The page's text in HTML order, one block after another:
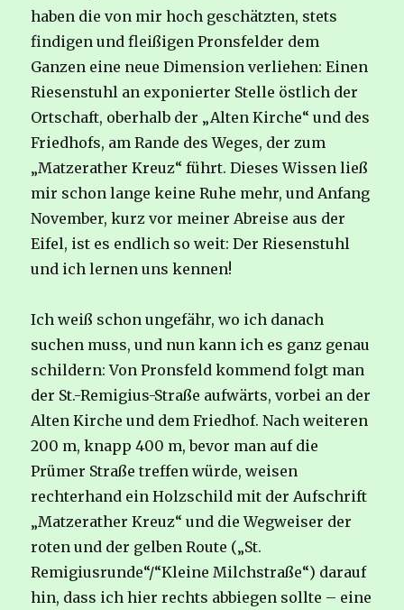
haben die von mir hoch geschätzten, stets
findigen und fleißigen Pronsfelder dem
Ganzen eine neue Dimension verliehen: Einen
Riesenstuhl an exponierter Stelle östlich der
Ortschaft, oberhalb der „Alten Kirche“ und des
Friedhofs, am Rande des Weges, der zum
„Matzerather Kreuz“ führt. Dieses Wissen ließ
mir schon lange keine Ruhe mehr, und Anfang
November, kurz vor meiner Abreise aus der
Eifel, ist es endlich so weit: Der Riesenstuhl
und ich lernen uns kennen!
Ich weiß schon ungefähr, wo ich danach
suchen muss, und nun kann ich es ganz genau
schildern: Von Pronsfeld kommend folgt man
der St.-Remigius-Straße aufwärts, vorbei an der
Alten Kirche und dem Friedhof. Nach weiteren
200 m, knapp 400 m, bevor man auf die
Prümer Straße treffen würde, weisen
rechterhand ein Holzschild mit der Aufschrift
„Matzerather Kreuz“ und die Wegweiser der
roten und der gelben Route („St.
Remigiusrunde“/“Kleine Milchstraße“) darauf
hin, dass ich hier rechts abbiegen sollte – eine